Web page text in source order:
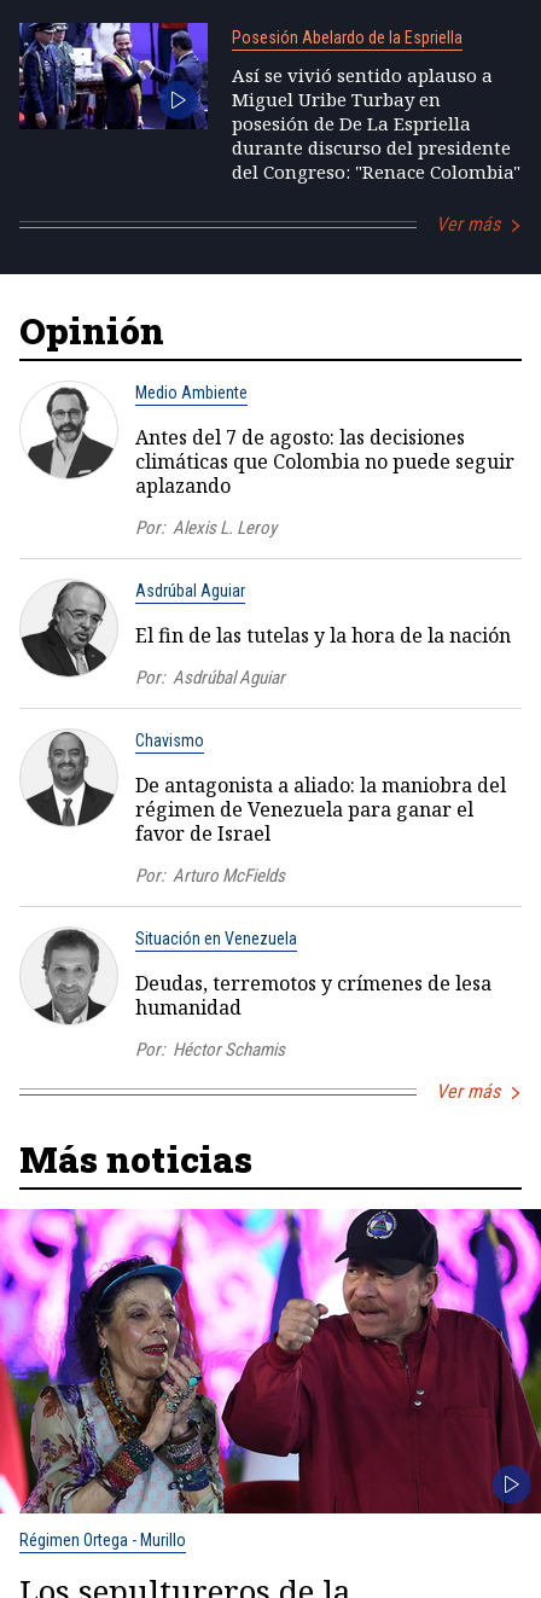
Posesión Abelardo de la Espriella
Así se vivió sentido aplauso a
Miguel Uribe Turbay en
posesión de De La Espriella
durante discurso del presidente
del Congreso: "Renace Colombia"
Ver más
Opinión
Medio Ambiente
Antes del 7 de agosto: las decisiones
climáticas que Colombia no puede seguir
aplazando
Por: Alexis L. Leroy
Asdrúbal Aguiar
El fin de las tutelas y la hora de la nación
Por: Asdrúbal Aguiar
Chavismo
De antagonista a aliado: la maniobra del
régimen de Venezuela para ganar el
favor de Israel
Por: Arturo McFields
Situación en Venezuela
Deudas, terremotos y crímenes de lesa
humanidad
Por: Héctor Schamis
Ver más
Más noticias
Régimen Ortega - Murillo